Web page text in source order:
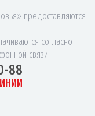
предоставляются
согласно
связи.
88